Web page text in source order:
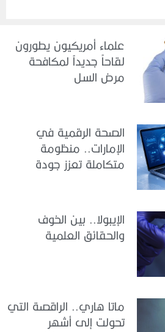
علماء أمريكيون يطورون
لقاحاً جديداً لمكافحة
مرض السل
الصحة الرقمية في
الإمارات.. منظومة
متكاملة تعزز جودة
الإيبولا.. بين الخوف
والحقائق العلمية
ماتا هاري.. الراقصة التي
تحولت إلى أشهر